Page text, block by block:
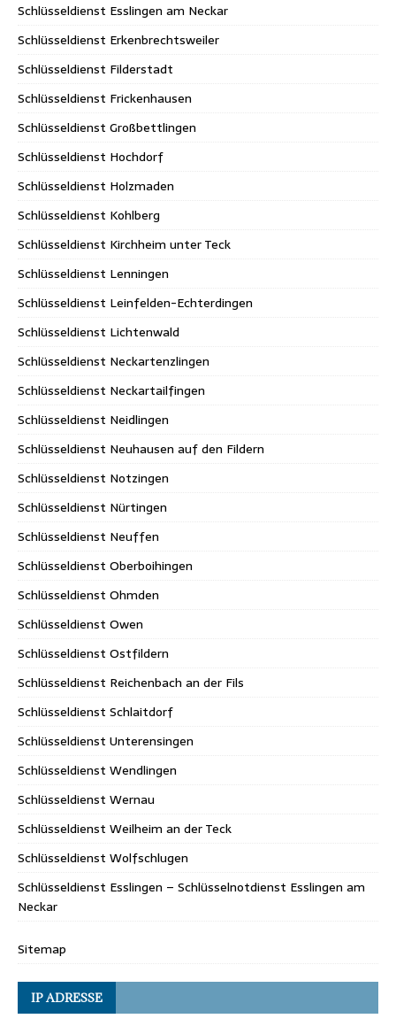
Schlüsseldienst Esslingen am Neckar
Schlüsseldienst Erkenbrechtsweiler
Schlüsseldienst Filderstadt
Schlüsseldienst Frickenhausen
Schlüsseldienst Großbettlingen
Schlüsseldienst Hochdorf
Schlüsseldienst Holzmaden
Schlüsseldienst Kohlberg
Schlüsseldienst Kirchheim unter Teck
Schlüsseldienst Lenningen
Schlüsseldienst Leinfelden-Echterdingen
Schlüsseldienst Lichtenwald
Schlüsseldienst Neckartenzlingen
Schlüsseldienst Neckartailfingen
Schlüsseldienst Neidlingen
Schlüsseldienst Neuhausen auf den Fildern
Schlüsseldienst Notzingen
Schlüsseldienst Nürtingen
Schlüsseldienst Neuffen
Schlüsseldienst Oberboihingen
Schlüsseldienst Ohmden
Schlüsseldienst Owen
Schlüsseldienst Ostfildern
Schlüsseldienst Reichenbach an der Fils
Schlüsseldienst Schlaitdorf
Schlüsseldienst Unterensingen
Schlüsseldienst Wendlingen
Schlüsseldienst Wernau
Schlüsseldienst Weilheim an der Teck
Schlüsseldienst Wolfschlugen
Schlüsseldienst Esslingen – Schlüsselnotdienst Esslingen am
Neckar
Sitemap
IP ADRESSE